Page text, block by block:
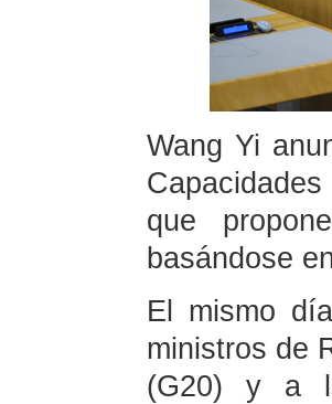
Wang Yi
que
basándose
El mismo
ministros de
(G20) y a